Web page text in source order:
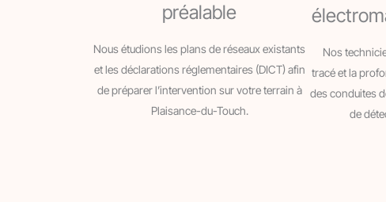
préalable
Nous étudions les plans de réseaux existants
et les déclarations réglementaires (DICT) afin
de préparer l’intervention sur votre terrain à
Plaisance-du-Touch.
Nos
tracé et la
des conduites
de